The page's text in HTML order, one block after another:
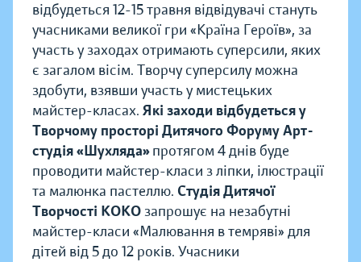
відбудеться 12-15 травня відвідувачі стануть
учасниками великої гри «Країна Героїв», за
участь у заходах отримають суперсили, яких
є загалом вісім. Творчу суперсилу можна
здобути, взявши участь у мистецьких
майстер-класах. Які заходи відбудеться у
Творчому просторі Дитячого ФорумуАрт-
студія «Шухляда»протягом 4 днів буде
проводити майстер-класи з ліпки, ілюстрації
та малюнка пастеллю. Студія Дитячої
Творчості КОКОзапрошує на незабутні
майстер-класи «Малювання в темряві» для
дітей від 5 до 12 років. Учасники